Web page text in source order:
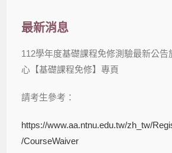
最新消息
112學年度基礎課程免修測驗最新公告
心【基礎課程免修】專頁
請考生參考：
https://www.aa.ntnu.edu.tw/zh_tw/
/CourseWaiver